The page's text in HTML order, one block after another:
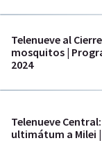
Telenueve al
mosquitos |
2024
Telenueve
ultimátum a Milei |